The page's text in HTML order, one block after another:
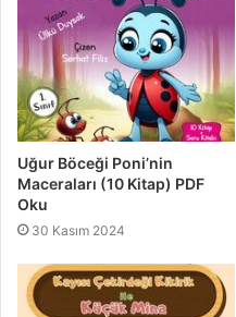
Uğur Böceği Poni’nin
Maceraları (10 Kitap) PDF
Oku
30 Kasım 2024